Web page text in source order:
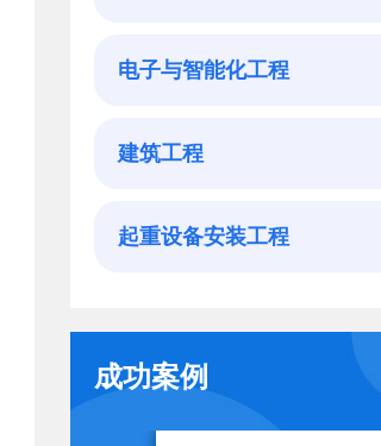
电子与智能化工程
建筑工程
起重设备安装工程
成功案例